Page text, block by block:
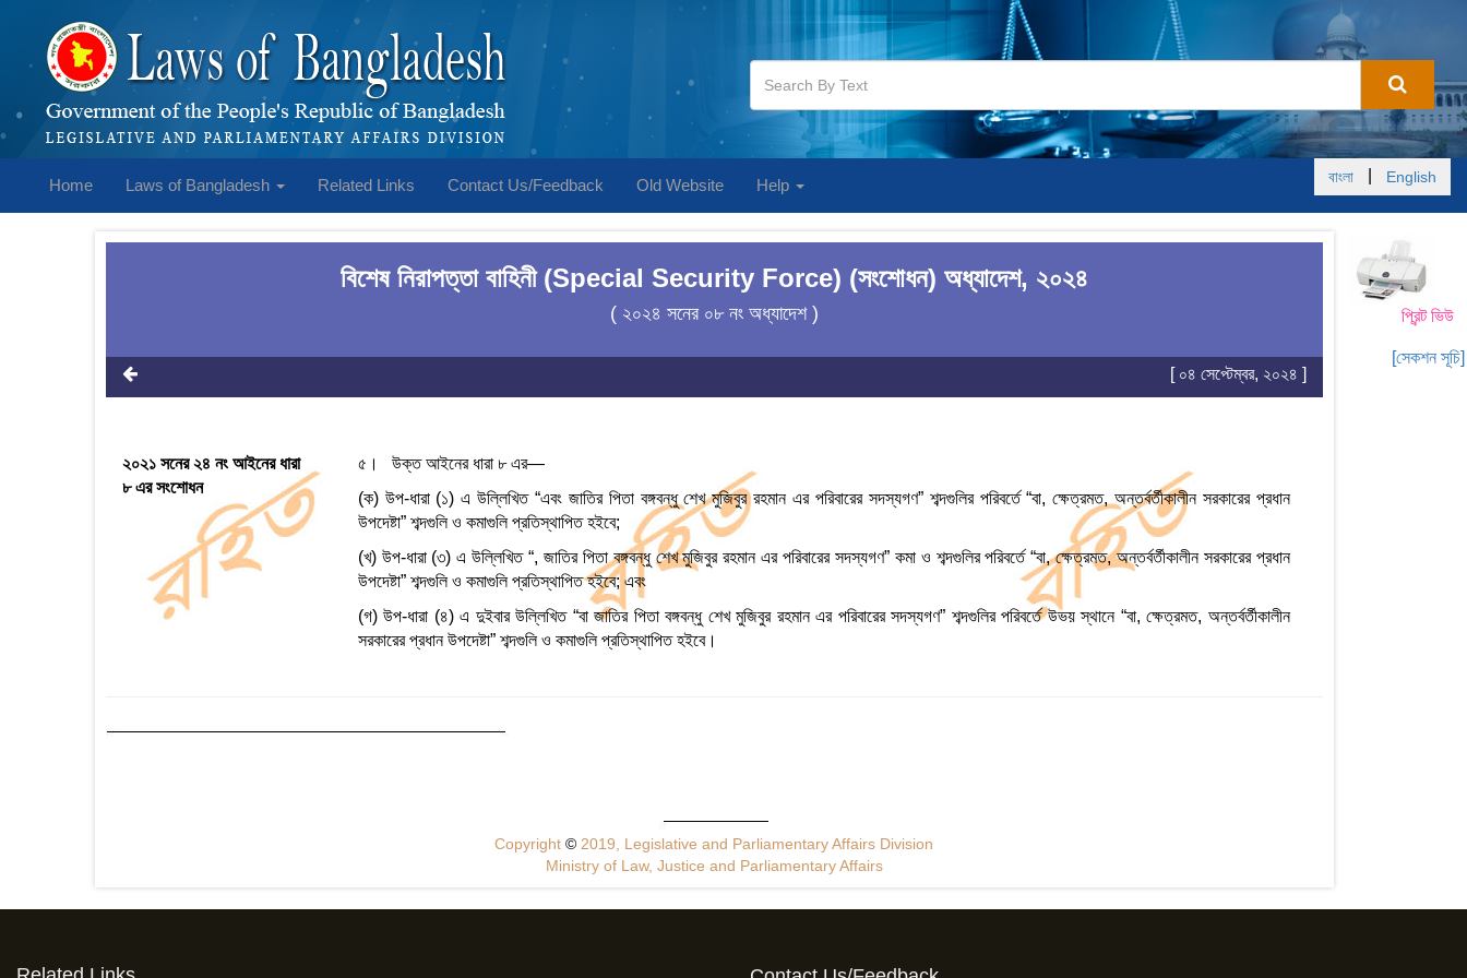
Home Laws of Bangladesh Related Links Contact Us/Feedback Old Website Help বাংলা English
প্রিন্ট ভিউ
[সেকশন সূচি]
বিশেষ নিরাপত্তা বাহিনী (Special Security Force) (সংশোধন) অধ্যাদেশ, ২০২৪
( ২০২৪ সনের ০৮ নং অধ্যাদেশ )
[ ০৪ সেপ্টেম্বর, ২০২৪ ]
২০২১ সনের ২৪ নং আইনের ধারা
৮ এর সংশোধন
৫। উক্ত আইনের ধারা ৮ এর—
(ক) উপ-ধারা (১) এ উল্লিখিত “এবং জাতির পিতা বঙ্গবন্ধু শেখ মুজিবুর রহমান এর পরিবারের সদস্যগণ” শব্দগুলির পরিবর্তে “বা, ক্ষেত্রমত, অন্তর্বর্তীকালীন সরকারের প্রধান
উপদেষ্টা” শব্দগুলি ও কমাগুলি প্রতিস্থাপিত হইবে;
(খ) উপ-ধারা (৩) এ উল্লিখিত “, জাতির পিতা বঙ্গবন্ধু শেখ মুজিবুর রহমান এর পরিবারের সদস্যগণ” কমা ও শব্দগুলির পরিবর্তে “বা, ক্ষেত্রমত, অন্তর্বর্তীকালীন সরকারের প্রধান
উপদেষ্টা” শব্দগুলি ও কমাগুলি প্রতিস্থাপিত হইবে; এবং
(গ) উপ-ধারা (৪) এ দুইবার উল্লিখিত “বা জাতির পিতা বঙ্গবন্ধু শেখ মুজিবুর রহমান এর পরিবারের সদস্যগণ” শব্দগুলির পরিবর্তে উভয় স্থানে “বা, ক্ষেত্রমত, অন্তর্বর্তীকালীন
সরকারের প্রধান উপদেষ্টা” শব্দগুলি ও কমাগুলি প্রতিস্থাপিত হইবে।
Copyright© 2019, Legislative and Parliamentary Affairs Division
Ministry of Law, Justice and Parliamentary Affairs